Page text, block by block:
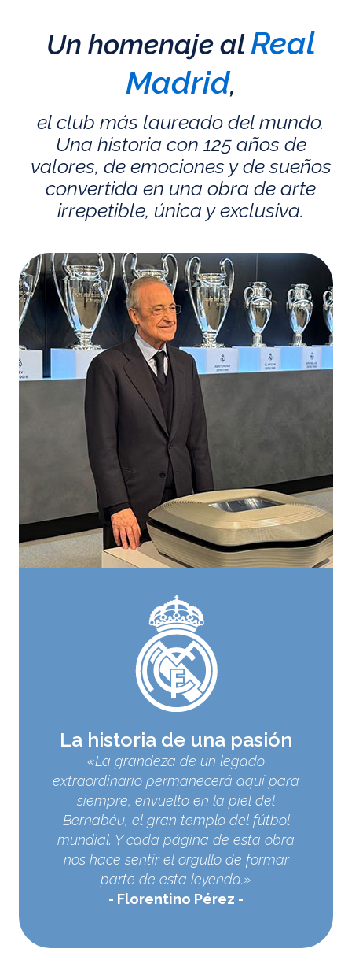
Un homenaje alReal
Madrid,
el club más laureado del mundo.
Una historia con 125 años de
valores, de emociones y de sueños
convertida en una obra de arte
irrepetible, única y exclusiva.
La historia de una pasión
«La grandeza de un legado
extraordinario permanecerá aquí para
siempre, envuelto en la piel del
Bernabéu, el gran templo del fútbol
mundial. Y cada página de esta obra
nos hace sentir el orgullo de formar
parte de esta leyenda.»
Florentino Pérez